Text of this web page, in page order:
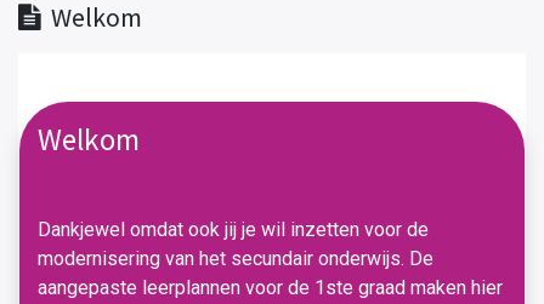
Welkom
Welkom
Dankjewel omdat ook jij je wil inzetten voor de
modernisering van het secundair onderwijs. De
aangepaste leerplannen voor de 1ste graad maken hier